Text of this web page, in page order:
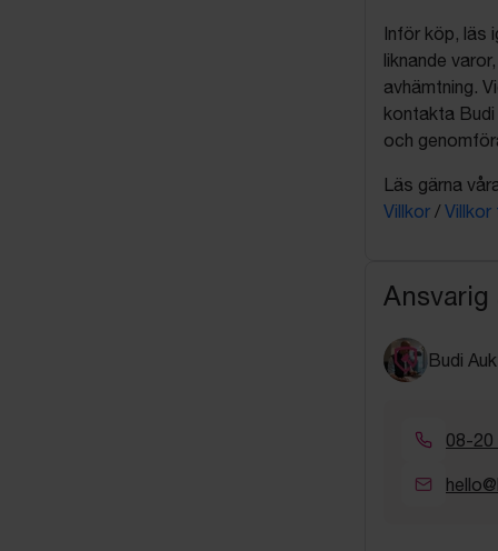
Inför köp, läs
liknande
avhämtning.
kontakta
och
Läs gärna
Villkor /
Budi
08-20